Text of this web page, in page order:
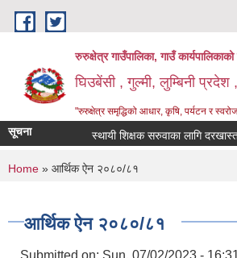
Skip to main content
रुरुक्षेत्र गाउँपालिका, गाउँ कार्यपालिकाको
घिउबेंसी , गुल्मी, लुम्बिनी प्रदेश
"रुरुक्षेत्र समृद्धिको आधार, कृषि, पर्यटन र
सूचना स्थायी शिक्षक सरुवाका लागि दरखास्त
You are here
Home » आर्थिक ऐन २०८०/८१
आर्थिक ऐन २०८०/८१